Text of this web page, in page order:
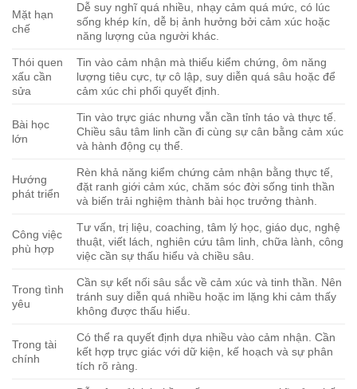
Mặt hạn
chế
Dễ suy nghĩ quá nhiều, nhạy cảm quá mức, có lúc
sống khép kín, dễ bị ảnh hưởng bởi cảm xúc hoặc
năng lượng của người khác.
Thói quen
xấu cần
sửa
Tin vào cảm nhận mà thiếu kiểm chứng, ôm năng
lượng tiêu cực, tự cô lập, suy diễn quá sâu hoặc để
cảm xúc chi phối quyết định.
Bài học
lớn
Tin vào trực giác nhưng vẫn cần tỉnh táo và thực tế.
Chiều sâu tâm linh cần đi cùng sự cân bằng cảm xúc
và hành động cụ thể.
Hướng
phát triển
Rèn khả năng kiểm chứng cảm nhận bằng thực tế,
đặt ranh giới cảm xúc, chăm sóc đời sống tinh thần
và biến trải nghiệm thành bài học trưởng thành.
Công việc
phù hợp
Tư vấn, trị liệu, coaching, tâm lý học, giáo dục, nghệ
thuật, viết lách, nghiên cứu tâm linh, chữa lành, công
việc cần sự thấu hiểu và chiều sâu.
Trong tình
yêu
Cần sự kết nối sâu sắc về cảm xúc và tinh thần. Nên
tránh suy diễn quá nhiều hoặc im lặng khi cảm thấy
không được thấu hiểu.
Trong tài
chính
Có thể ra quyết định dựa nhiều vào cảm nhận. Cần
kết hợp trực giác với dữ kiện, kế hoạch và sự phân
tích rõ ràng.